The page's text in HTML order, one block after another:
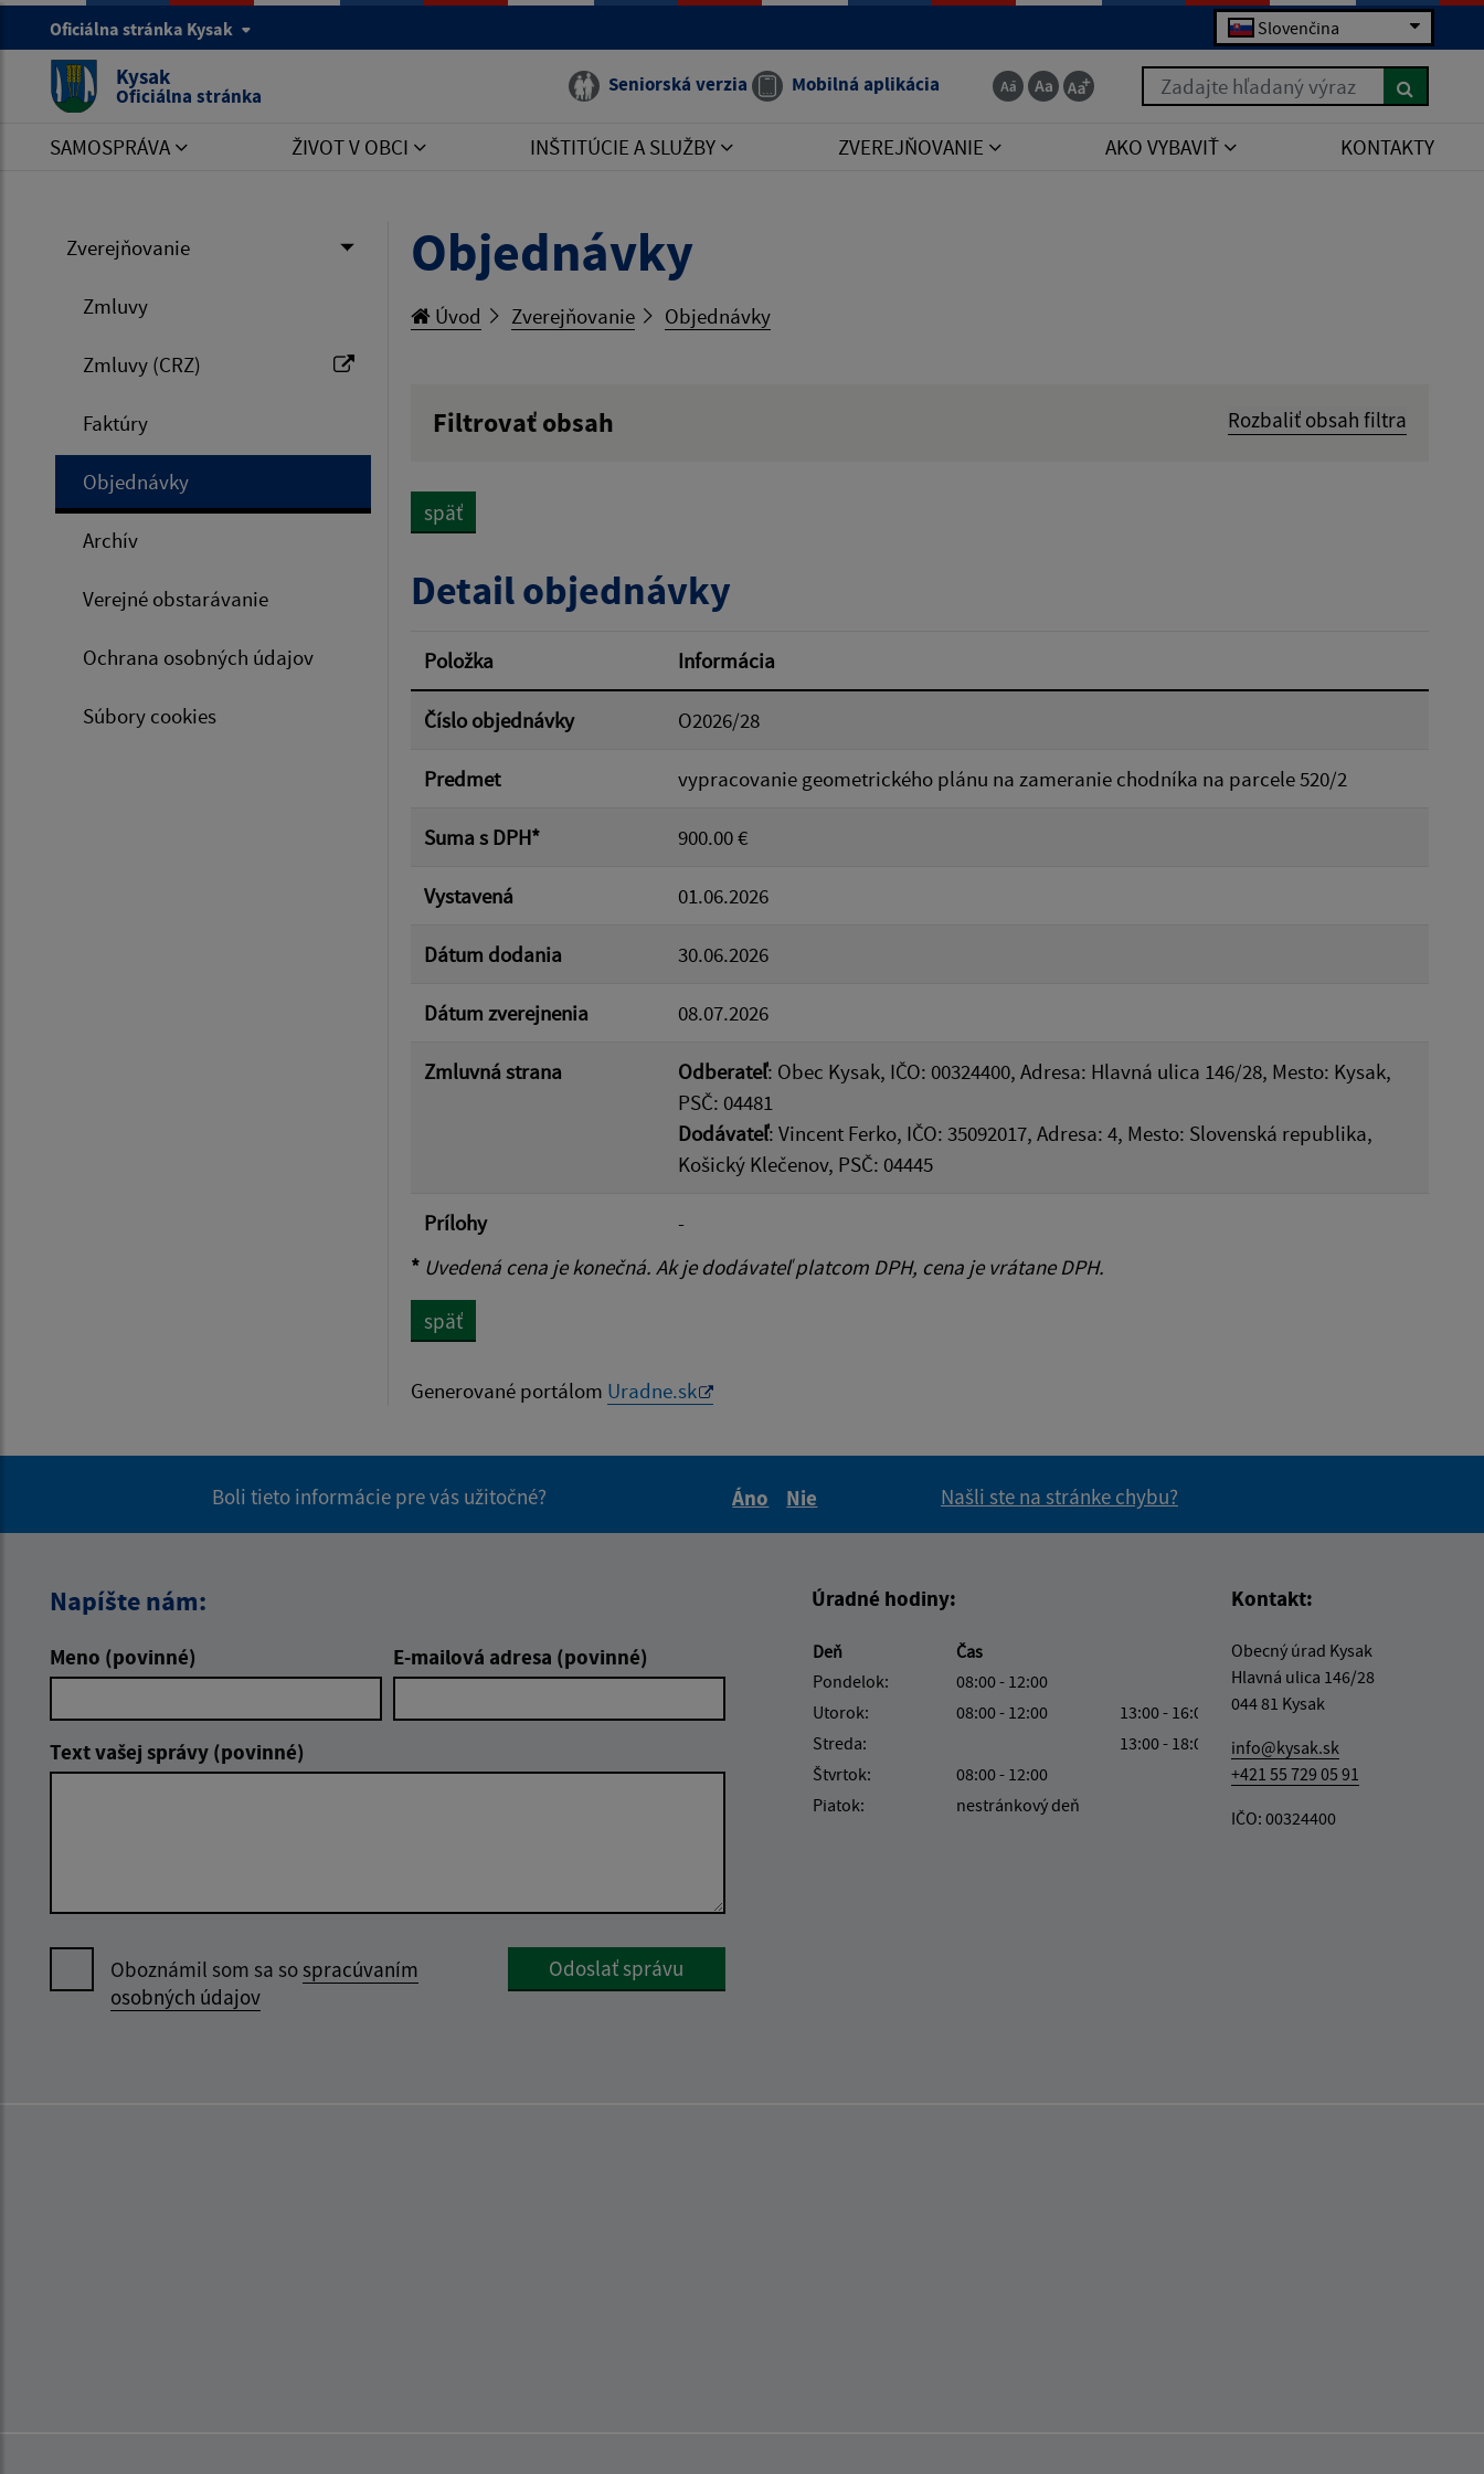
Oficiálna stránka Kysak Slovenčina
Kysak
Oficiálna stránka Seniorská verzia Mobilná aplikácia Zadajte hľadaný výraz
SAMOSPRÁVA ŽIVOT V OBCI INŠTITÚCIE A SLUŽBY ZVEREJŇOVANIE AKO VYBAVIŤ KONTAKTY
Zverejňovanie
Zmluvy
Zmluvy (CRZ)
Faktúry
Objednávky
Archív
Verejné obstarávanie
Ochrana osobných údajov
Súbory cookies
Objednávky
Úvod Zverejňovanie Objednávky
Filtrovať obsah
Rozbaliť obsah filtra
Suma od:
Filtrovať
späť
Detail objednávky
Položka Informácia
Číslo objednávky O2026/28
Predmet vypracovanie geometrického plánu na zameranie chodníka na parcele 520/2
Suma s DPH* 900.00 €
Vystavená 01.06.2026
Dátum dodania 30.06.2026
Dátum zverejnenia 08.07.2026
Zmluvná strana Odberateľ: Obec Kysak, IČO: 00324400, Adresa: Hlavná ulica 146/28, Mesto: Kysak,
PSČ: 04481
Dodávateľ: Vincent Ferko, IČO: 35092017, Adresa: 4, Mesto: Slovenská republika,
Košický Klečenov, PSČ: 04445
Prílohy
-
* Uvedená cena je konečná. Ak je dodávateľ platcom DPH, cena je vrátane DPH.
späť
Generované portálom Uradne.sk
Boli tieto informácie pre vás užitočné?
Áno
Nie
Našli ste na stránke chybu?
Napíšte nám:
Meno (povinné) E-mailová adresa (povinné)
Text vašej správy (povinné)
Oboznámil som sa sospracúvaním
osobných údajov
Google reCaptcha Response
Odoslať správu
Úradné hodiny:
Deň
Čas
Pondelok:
08:00 - 12:00
Utorok:
08:00 - 12:00
13:00 - 16:00
Streda:
13:00 - 18:00
Štvrtok:
08:00 - 12:00
Piatok:
nestránkový deň
Kontakt:
Obecný úrad Kysak
Hlavná ulica 146/28
044 81 Kysak
info@kysak.sk
+421 55 729 05 91
IČO: 00324400